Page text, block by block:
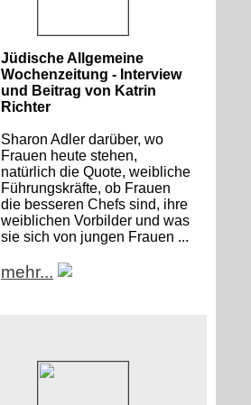
Jüdische Allgemeine
Wochenzeitung - Interview
und Beitrag von Katrin
Richter
Sharon Adler darüber, wo
Frauen heute stehen,
natürlich die Quote, weibliche
Führungskräfte, ob Frauen
die besseren Chefs sind, ihre
weiblichen Vorbilder und was
sie sich von jungen Frauen ...
mehr...